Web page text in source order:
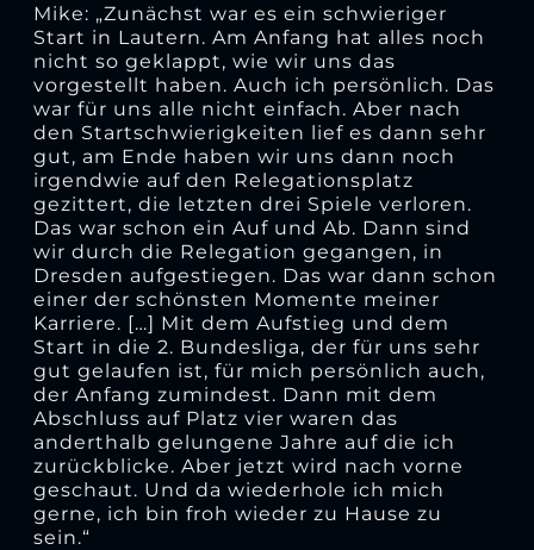
Mike: „Zunächst war es ein schwieriger
Start in Lautern. Am Anfang hat alles noch
nicht so geklappt, wie wir uns das
vorgestellt haben. Auch ich persönlich. Das
war für uns alle nicht einfach. Aber nach
den Startschwierigkeiten lief es dann sehr
gut, am Ende haben wir uns dann noch
irgendwie auf den Relegationsplatz
gezittert, die letzten drei Spiele verloren.
Das war schon ein Auf und Ab. Dann sind
wir durch die Relegation gegangen, in
Dresden aufgestiegen. Das war dann schon
einer der schönsten Momente meiner
Karriere. […] Mit dem Aufstieg und dem
Start in die 2. Bundesliga, der für uns sehr
gut gelaufen ist, für mich persönlich auch,
der Anfang zumindest. Dann mit dem
Abschluss auf Platz vier waren das
anderthalb gelungene Jahre auf die ich
zurückblicke. Aber jetzt wird nach vorne
geschaut. Und da wiederhole ich mich
gerne, ich bin froh wieder zu Hause zu
sein.“